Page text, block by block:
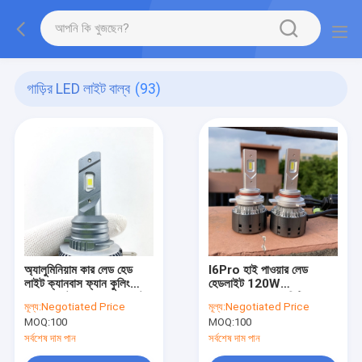
গাড়ির LED লাইট বাল্ব (93)
অ্যালুমিনিয়াম কার লেড হেড
লাইট ক্যানবাস ফ্যান কুলিং
ফ্রন্ট হেডলাইট
মূল্য:Negotiated Price
MOQ:100
সর্বশেষ দাম পান
I6Pro হাই পাওয়ার লেড
হেডলাইট 120W
H1 H3 Led Lamps
H11 9005 9006 9012
কার লেড হেড ল্যাম্প বাল্ব
মূল্য:Negotiated Price
MOQ:100
সর্বশেষ দাম পান